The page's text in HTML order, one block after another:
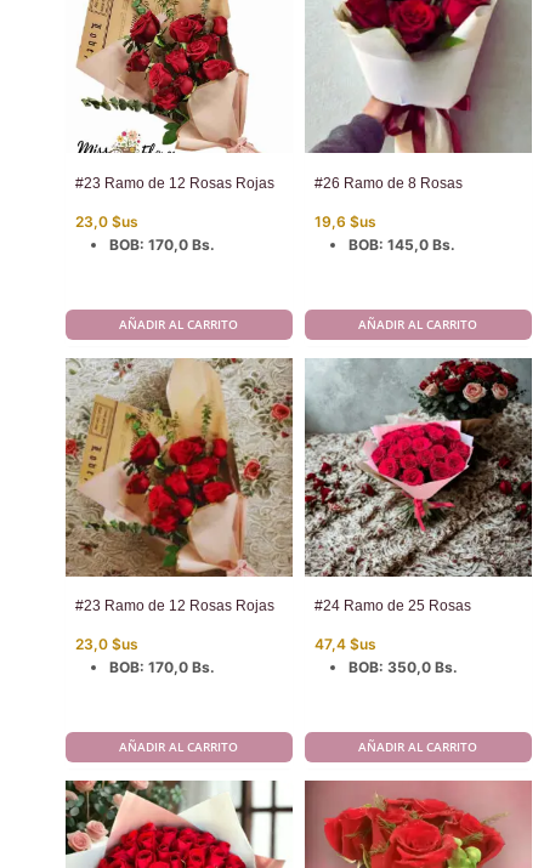
#23 Ramo de 12 Rosas Rojas
23,0 $us
BOB: 170,0 Bs.
AÑADIR AL CARRITO
#26 Ramo de 8 Rosas
19,6 $us
BOB: 145,0 Bs.
AÑADIR AL CARRITO
#23 Ramo de 12 Rosas Rojas
23,0 $us
BOB: 170,0 Bs.
AÑADIR AL CARRITO
#24 Ramo de 25 Rosas
47,4 $us
BOB: 350,0 Bs.
AÑADIR AL CARRITO